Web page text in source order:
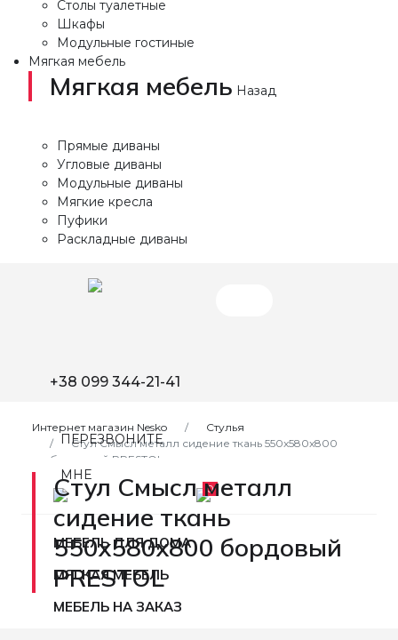
Столы туалетные
Шкафы
Модульные гостиные
Мягкая мебель
Мягкая мебель Назад
Прямые диваны
Угловые диваны
Модульные диваны
Мягкие кресла
Пуфики
Раскладные диваны
+38 099 344-21-41
ПЕРЕЗВОНИТЕ
МНЕ
0
МЕБЕЛЬ ДЛЯ ДОМА
МЯГКАЯ МЕБЕЛЬ
МЕБЕЛЬ НА ЗАКАЗ
Интернет магазин Nesko
Стулья
Стул Смысл металл сидение ткань 550x580x800
бордовый PRESTOL
Стул Смысл металл
сидение ткань
550x580x800 бордовый
PRESTOL